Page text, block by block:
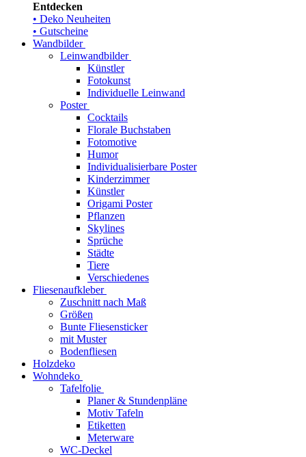
Entdecken
• Deko Neuheiten
• Gutscheine
Wandbilder
Leinwandbilder
Künstler
Fotokunst
Individuelle Leinwand
Poster
Cocktails
Florale Buchstaben
Fotomotive
Humor
Individualisierbare Poster
Kinderzimmer
Künstler
Origami Poster
Pflanzen
Skylines
Sprüche
Städte
Tiere
Verschiedenes
Fliesenaufkleber
Zuschnitt nach Maß
Größen
Bunte Fliesensticker
mit Muster
Bodenfliesen
Holzdeko
Wohndeko
Tafelfolie
Planer & Stundenpläne
Motiv Tafeln
Etiketten
Meterware
WC-Deckel